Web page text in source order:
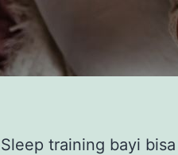
Sleep training bayi